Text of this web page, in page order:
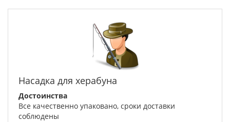
Насадка для херабуна
Достоинства
Все качественно упаковано, сроки доставки
соблюдены